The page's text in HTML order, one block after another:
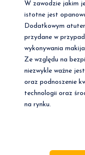
W zawodzie jakim
istotne jest
Dodatkowym
przydane w
wykonywania
Ze względu na
niezwykle ważne
oraz podnoszenie
technologii oraz
na rynku.